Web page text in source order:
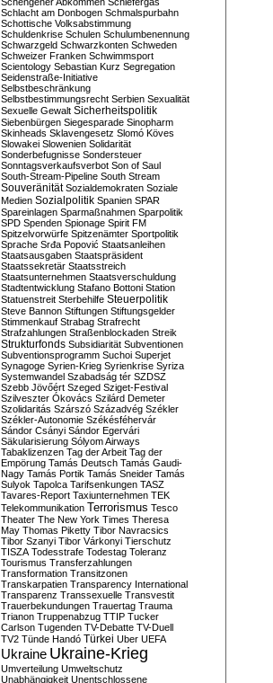
Schlacht am Donbogen Schmalspurbahn
Schottische Volksabstimmung
Schuldenkrise Schulen Schulumbenennung
Schwarzgeld Schwarzkonten Schweden
Schweizer Franken Schwimmsport
Scientology Sebastian Kurz Segregation
Seidenstraße-Initiative
Selbstbeschränkung
Selbstbestimmungsrecht Serbien Sexualität
Sexuelle Gewalt Sicherheitspolitik
Siebenbürgen Siegesparade Sinopharm
Skinheads Sklavengesetz Slomó Köves
Slowakei Slowenien Solidarität
Sonderbefugnisse Sondersteuer
Sonntagsverkaufsverbot Son of Saul
South-Stream-Pipeline South Stream
Souveränität Sozialdemokraten Soziale
Medien Sozialpolitik Spanien SPAR
Spareinlagen Sparmaßnahmen Sparpolitik
SPD Spenden Spionage Spirit FM
Spitzelvorwürfe Spitzenämter Sportpolitik
Sprache Srđa Popović Staatsanleihen
Staatsausgaben Staatspräsident
Staatssekretär Staatsstreich
Staatsunternehmen Staatsverschuldung
Stadtentwicklung Stafano Bottoni Station
Statuenstreit Sterbehilfe Steuerpolitik
Steve Bannon Stiftungen Stiftungsgelder
Stimmenkauf Strabag Strafrecht
Strafzahlungen Straßenblockaden Streik
Strukturfonds Subsidiarität Subventionen
Subventionsprogramm Suchoi Superjet
Synagoge Syrien-Krieg Syrienkrise Syriza
Systemwandel Szabadság tér SZDSZ
Szebb Jövőért Szeged Sziget-Festival
Szilveszter Ókovács Szilárd Demeter
Szolidaritás Szárszó Századvég Székler
Székler-Autonomie Székésféhervár
Sándor Csányi Sándor Egervári
Säkularisierung Sólyom Airways
Tabaklizenzen Tag der Arbeit Tag der
Empörung Tamás Deutsch Tamás Gaudi-
Nagy Tamás Portik Tamás Sneider Tamás
Sulyok Tapolca Tarifsenkungen TASZ
Tavares-Report Taxiunternehmen TEK
Telekommunikation Terrorismus Tesco
Theater The New York Times Theresa
May Thomas Piketty Tibor Navracsics
Tibor Szanyi Tibor Várkonyi Tierschutz
TISZA Todesstrafe Todestag Toleranz
Tourismus Transferzahlungen
Transformation Transitzonen
Transkarpatien Transparency International
Transparenz Transsexuelle Transvestit
Trauerbekundungen Trauertag Trauma
Trianon Truppenabzug TTIP Tucker
Carlson Tugenden TV-Debatte TV-Duell
TV2 Tünde Handó Türkei Uber UEFA
Ukraine Ukraine-Krieg
Umverteilung Umweltschutz
Unabhängigkeit Unentschlossene